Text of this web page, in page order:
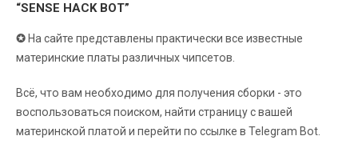
“SENSE HACK BOT”
✪ На сайте представлены практически все известные
материнские платы различных чипсетов.
Всё, что вам необходимо для получения сборки - это
воспользоваться поиском, найти страницу с вашей
материнской платой и перейти по ссылке в Telegram Bot.